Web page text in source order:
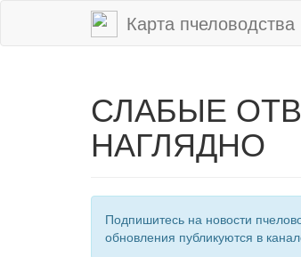
Карта пчеловодства
СЛАБЫЕ
НАГЛЯДНО
Подпишитесь на новости
обновления публикуются в